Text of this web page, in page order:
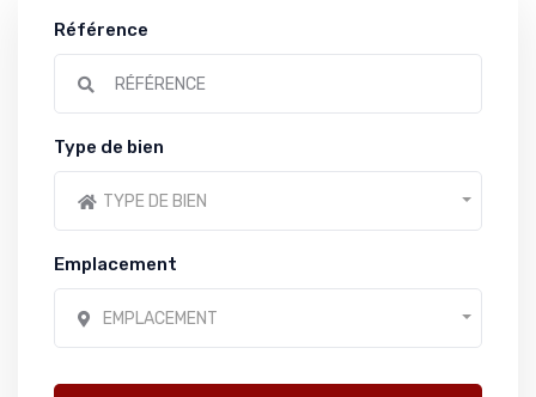
Référence
Type de bien
TYPE DE BIEN
Emplacement
EMPLACEMENT